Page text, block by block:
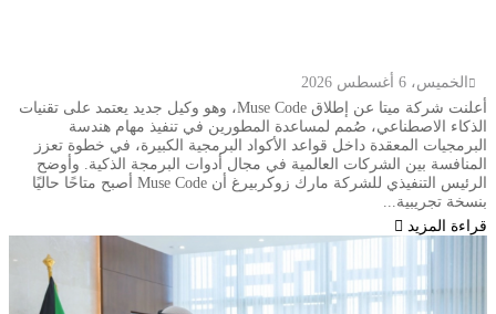
الخميس، 6 أغسطس 2026
أعلنت شركة ميتا عن إطلاق Muse Code، وهو وكيل جديد يعتمد على تقنيات
الذكاء الاصطناعي، صُمم لمساعدة المطورين في تنفيذ مهام هندسة
البرمجيات المعقدة داخل قواعد الأكواد البرمجية الكبيرة، في خطوة تعزز
المنافسة بين الشركات العالمية في مجال أدوات البرمجة الذكية. وأوضح
الرئيس التنفيذي للشركة مارك زوكربيرغ أن Muse Code أصبح متاحًا حاليًا
بنسخة تجريبية...
قراءة المزيد